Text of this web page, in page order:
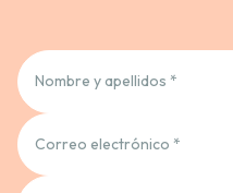
Idioma:
Nombre y apellidos *
Correo electrónico *